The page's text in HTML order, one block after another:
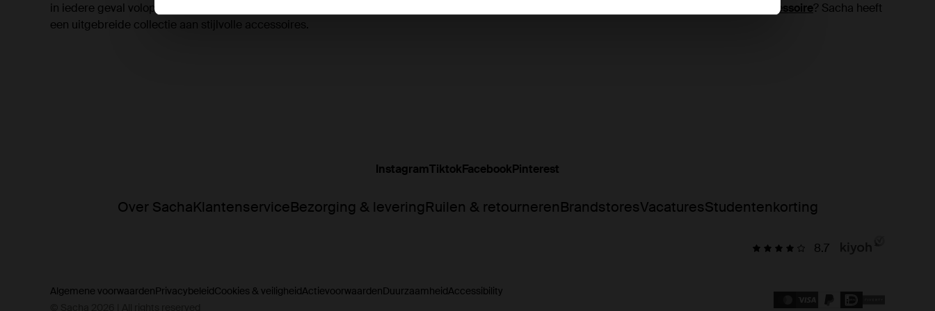
in iedere geval volop terug te zien bij verschillende fashionista's! Welke sjaal bij Sacha is je nieuwe favoriet? Of ga je liever voor een andere
accessoire? Sacha heeft
een uitgebreide collectie aan stijlvolle accessoires.
Over SachaKlantenserviceBezorging & leveringRuilen & retournerenBrandstoresVacaturesStudentenkorting
InstagramTiktokFacebookPinterest
8.7
Algemene voorwaardenPrivacybeleidCookies & veiligheidActievoorwaardenDuurzaamheidAccessibility